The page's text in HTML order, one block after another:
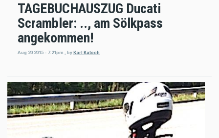
TAGEBUCHAUSZUG Ducati
Scrambler: .., am Sölkpass
angekommen!
Aug 20 2015 - 7:21pm byKarl Katoch